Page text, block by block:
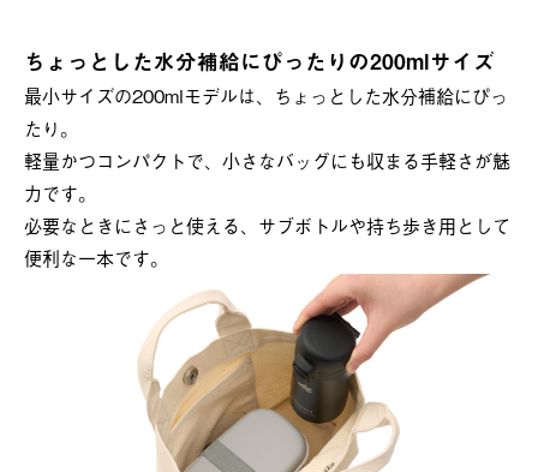
ちょっとした水分補給にぴったりの200mlサイズ
最小サイズの200mlモデルは、ちょっとした水分補給にぴっ
たり。
軽量かつコンパクトで、小さなバッグにも収まる手軽さが魅
力です。
必要なときにさっと使える、サブボトルや持ち歩き用として
便利な一本です。